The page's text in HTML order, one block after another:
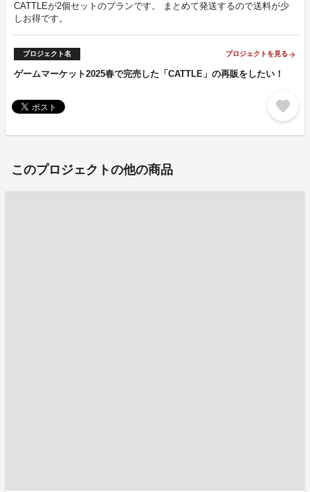
CATTLEが2個セットのプランです。 まとめて発送するので送料が少
しお得です。
プロジェクト名 プロジェクトを見る arrow_forward
ゲームマーケット2025春で完売した「CATTLE」の再販をしたい！
favorite
このプロジェクトの他の商品